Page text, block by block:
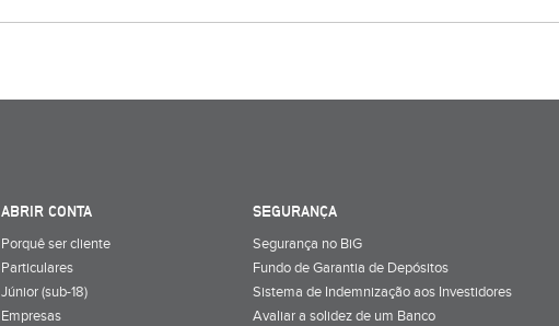
ABRIR CONTA
Porquê ser cliente
Particulares
Júnior (sub-18)
Empresas
SEGURANÇA
Segurança no BiG
Fundo de Garantia de Depósitos
Sistema de Indemnização aos Investidores
Avaliar a solidez de um Banco